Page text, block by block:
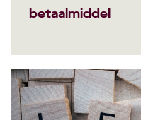
betaalmiddel